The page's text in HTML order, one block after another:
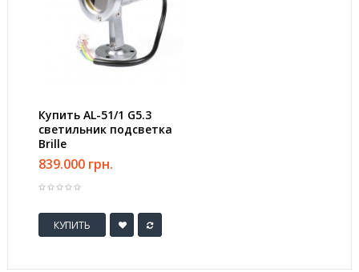
Купить AL-51/1 G5.3
светильник подсветка
Brille
839.000 грн.
КУПИТЬ